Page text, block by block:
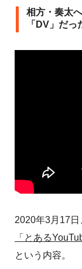
相方・奏太
「DV」だ
2020年3月17
「とある
という内容。